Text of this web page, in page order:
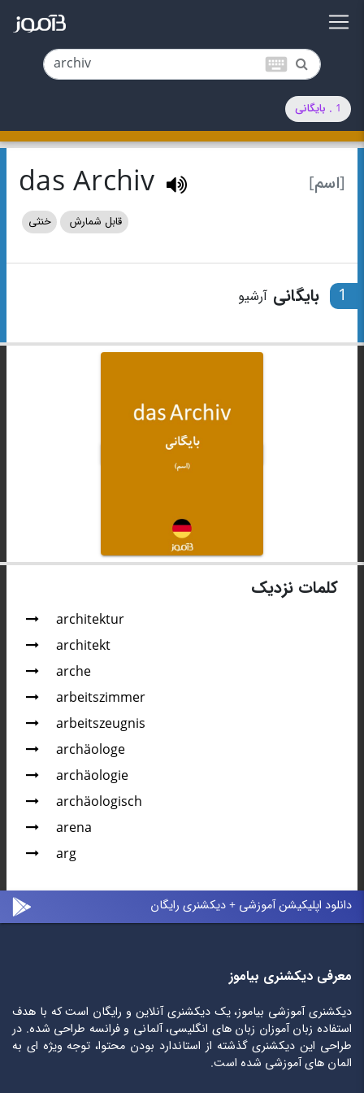
keyboard
1 . بایگانی
[اسم] das Archiv
قابل شمارش خنثی
1 بایگانی آرشیو
کلمات نزدیک
architektur
architekt
arche
arbeitszimmer
arbeitszeugnis
archäologe
archäologie
archäologisch
arena
arg
دانلود اپلیکیشن آموزشی + دیکشنری رایگان
معرفی دیکشنری بیاموز
دیکشنری آموزشی بیاموز، یک دیکشنری آنلاین و رایگان است که با هدف
استفاده زبان آموزان زبان های انگلیسی، آلمانی و فرانسه طراحی شده. در
طراحی این دیکشنری گذشته از استاندارد بودن محتوا، توجه ویژه ای به
المان های آموزشی شده است.